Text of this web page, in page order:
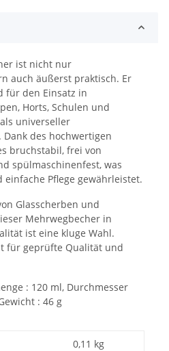
ist nicht nur
auch äußerst praktisch. Er
für den Einsatz in
Horts, Schulen und
universeller
des hochwertigen
bruchstabil, frei von
spülmaschinenfest, was
Pflege gewährleistet.
Glasscherben und
Mehrwegbecher in
ist eine kluge Wahl.
für geprüfte Qualität und
: 120 ml, Durchmesser
: 46 g
0,11 kg